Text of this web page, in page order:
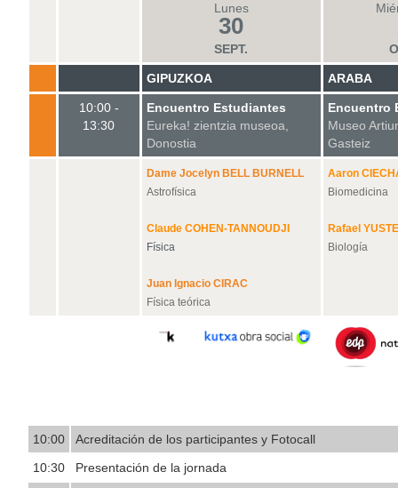
Lunes
30
SEPT.
GIPUZKOA ARABA
10:00 -
13:30
Encuentro Estudiantes
Eureka! zientzia museoa,
Donostia
Encuentro
Museo
Gasteiz
Dame Jocelyn BELL BURNELL
Astrofísica
Claude COHEN-TANNOUDJI
Física
Juan Ignacio CIRAC
Física teórica
Aaron
Biomedicina
Rafael YUSTE
Biología
10:00
Acreditación de los participantes y Fotocall
10:30
Presentación de la jornada